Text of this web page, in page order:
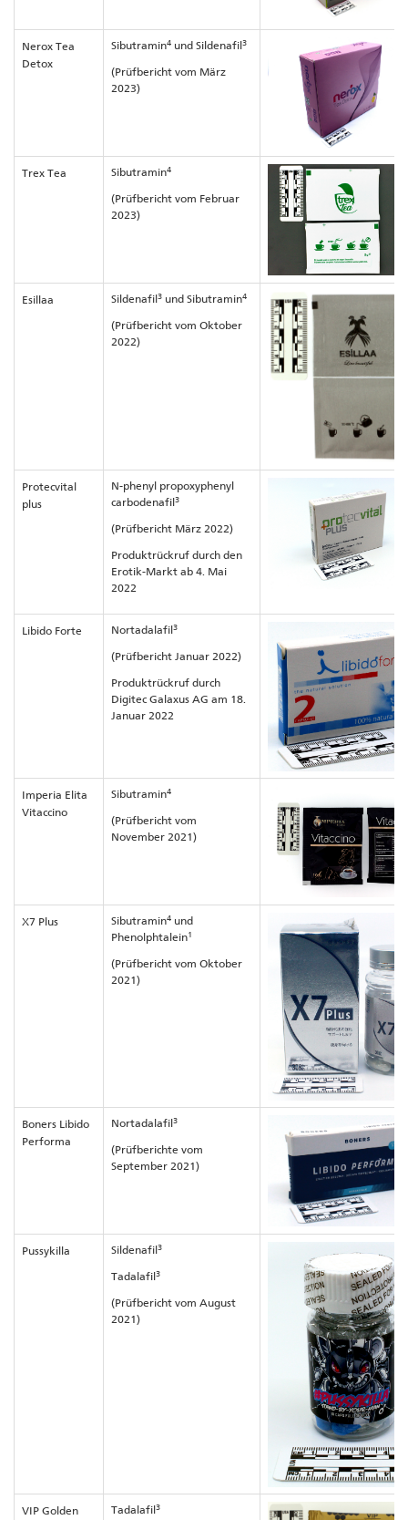
Nerox Tea
Detox
Sibutramin4 und Sildenafil3
(Prüfbericht vom März
2023)
Trex Tea Sibutramin4
(Prüfbericht vom Februar
2023)
Esillaa Sildenafil3 und Sibutramin4
(Prüfbericht vom Oktober
2022)
Protecvital
plus
N-phenyl propoxyphenyl
carbodenafil3
(Prüfbericht März 2022)
Produktrückruf durch den
Erotik-Markt ab 4. Mai
2022
Libido Forte Nortadalafil3
(Prüfbericht Januar 2022)
Produktrückruf durch
Digitec Galaxus AG am 18.
Januar 2022
Imperia Elita
Vitaccino
Sibutramin4
(Prüfbericht vom
November 2021)
X7 Plus Sibutramin4 und
Phenolphtalein1
(Prüfbericht vom Oktober
2021)
Boners Libido
Performa
Nortadalafil3
(Prüfberichte vom
September 2021)
Pussykilla Sildenafil3
Tadalafil3
(Prüfbericht vom August
2021)
VIP Golden
Tadalafil3